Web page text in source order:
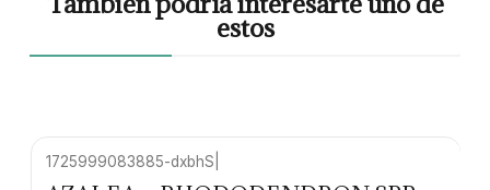
estos
1725999083885-dxbhS